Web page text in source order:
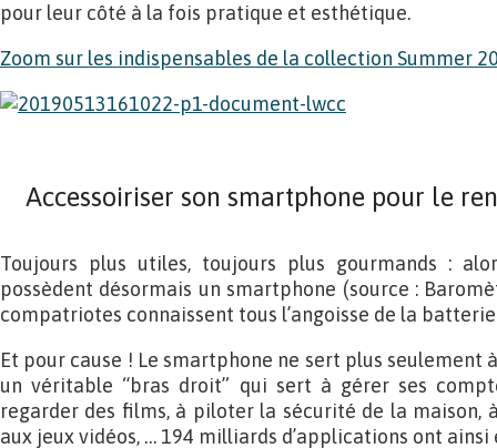
pour leur côté à la fois pratique et esthétique.
Zoom sur les indispensables de la collection Summer
Accessoiriser son smartphone pour le
Toujours plus utiles, toujours plus gourmands :
possèdent désormais un smartphone (source :
compatriotes connaissent tous l’angoisse de la
Et pour cause ! Le smartphone ne sert plus seulement
un véritable “bras droit” qui sert à gérer ses
regarder des films, à piloter la sécurité de la maison,
aux jeux vidéos, … 194 milliards d’applications ont